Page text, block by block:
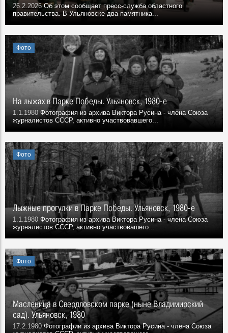
26.2.2026Об этом сообщает пресс-служба областного
правительства. В Ульяновске два памятника...
Фото
На лыжах в Парке Победы. Ульяновск, 1980-е
1.1.1980 Фотография из архива Виктора Русина - члена Союза
журналистов СССР, активно участвовавшего...
Фото
Лыжные прогулки в Парке Победы. Ульяновск, 1980-е
1.1.1980 Фотография из архива Виктора Русина - члена Союза
журналистов СССР, активно участвовашего...
Фото
Масленица в Свердловском парке (ныне Владимирский
сад). Ульяновск, 1980
17.2.1980Фотографии из архива Виктора Русина - члена Союза